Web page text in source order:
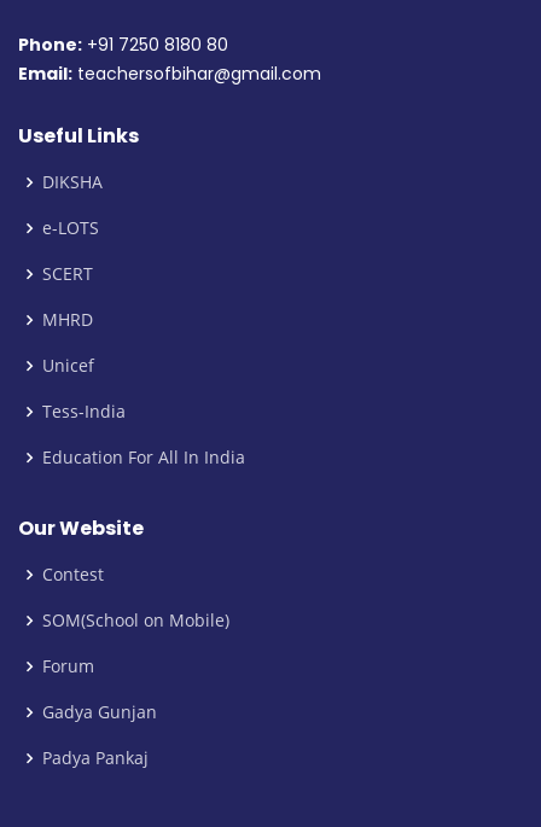
Phone: +91 7250 8180 80
Email: teachersofbihar@gmail.com
Useful Links
DIKSHA
e-LOTS
SCERT
MHRD
Unicef
Tess-India
Education For All In India
Our Website
Contest
SOM(School on Mobile)
Forum
Gadya Gunjan
Padya Pankaj